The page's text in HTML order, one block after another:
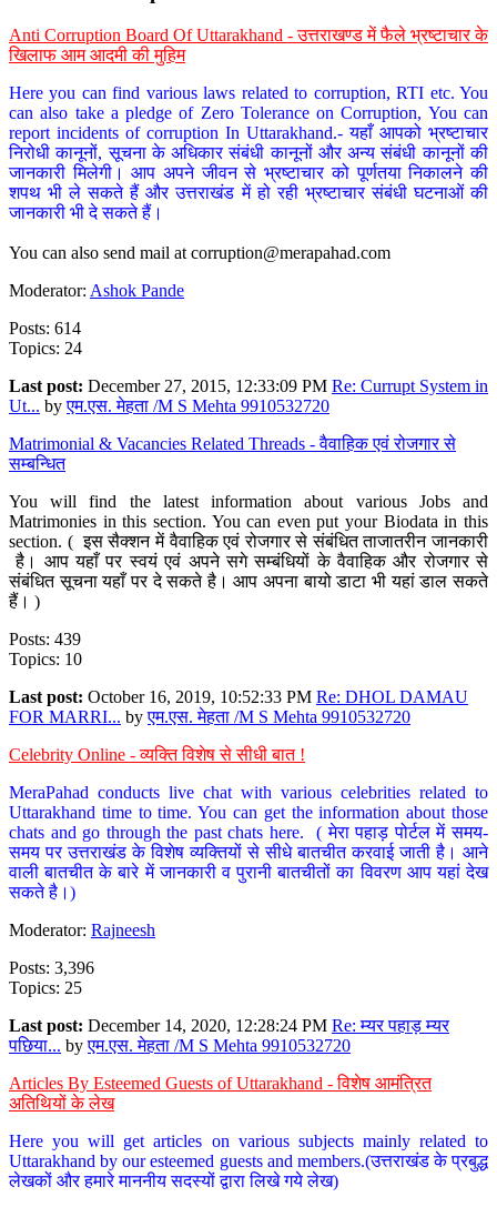
Anti Corruption Board Of Uttarakhand - उत्तराखण्ड में फैले भ्रष्टाचार के
खिलाफ आम आदमी की मुहिम
Here you can find various laws related to corruption, RTI etc. You
can also take a pledge of Zero Tolerance on Corruption, You can
report incidents of corruption In Uttarakhand.- यहाँ आपको भ्रष्टाचार
निरोधी कानूनों, सूचना के अधिकार संबंधी कानूनों और अन्य संबंधी कानूनों की
जानकारी मिलेगी। आप अपने जीवन से भ्रष्टाचार को पूर्णतया निकालने की
शपथ भी ले सकते हैं और उत्तराखंड में हो रही भ्रष्टाचार संबंधी घटनाओं की
जानकारी भी दे सकते हैं।
You can also send mail at corruption@merapahad.com
Moderator: Ashok Pande
Posts: 614
Topics: 24
Last post: December 27, 2015, 12:33:09 PM Re: Currupt System in
Ut... byएम.एस. मेहता /M S Mehta 9910532720
Matrimonial & Vacancies Related Threads - वैवाहिक एवं रोजगार से
सम्बन्धित
You will find the latest information about various Jobs and
Matrimonies in this section. You can even put your Biodata in this
section. ( इस सैक्शन में वैवाहिक एवं रोजगार से संबंधित ताजातरीन जानकारी
है। आप यहाँ पर स्वयं एवं अपने सगे सम्बंधियों के वैवाहिक और रोजगार से
संबंधित सूचना यहाँ पर दे सकते है। आप अपना बायो डाटा भी यहां डाल सकते
हैं। )
Posts: 439
Topics: 10
Last post: October 16, 2019, 10:52:33 PM Re: DHOL DAMAU
FOR MARRI... byएम.एस. मेहता /M S Mehta 9910532720
Celebrity Online - व्यक्ति विशेष से सीधी बात !
MeraPahad conducts live chat with various celebrities related to
Uttarakhand time to time. You can get the information about those
chats and go through the past chats here. ( मेरा पहाड़ पोर्टल में समय-
समय पर उत्तराखंड के विशेष व्यक्तियों से सीधे बातचीत करवाई जाती है। आने
वाली बातचीत के बारे में जानकारी व पुरानी बातचीतों का विवरण आप यहां देख
सकते है।)
Moderator: Rajneesh
Posts: 3,396
Topics: 25
Last post: December 14, 2020, 12:28:24 PM Re: म्यर पहाड़ म्यर
पछिया... byएम.एस. मेहता /M S Mehta 9910532720
Articles By Esteemed Guests of Uttarakhand - विशेष आमंत्रित
अतिथियों के लेख
Here you will get articles on various subjects mainly related to
Uttarakhand by our esteemed guests and members.(उत्तराखंड के प्रबुद्ध
लेखकों और हमारे माननीय सदस्यों द्वारा लिखे गये लेख)